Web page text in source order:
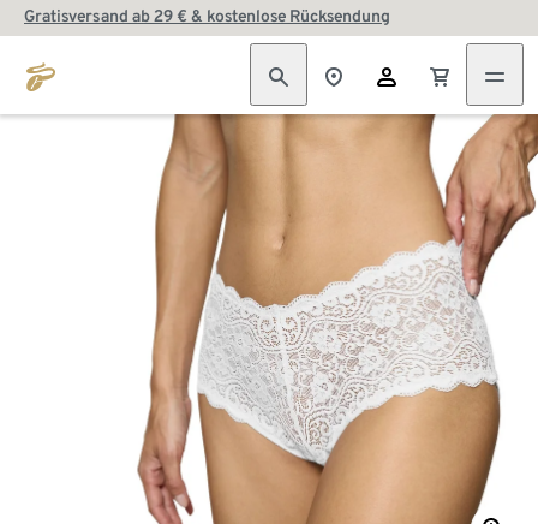
Gratisversand ab 29 € & kostenlose Rücksendung